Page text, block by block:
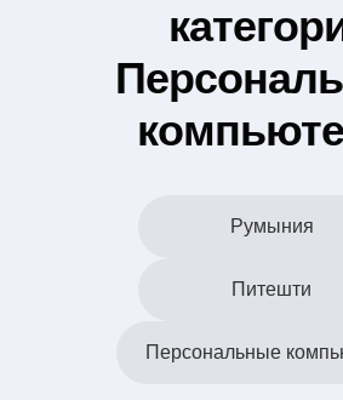
Румыния
Питешти
Персональные